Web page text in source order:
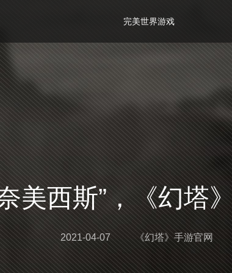
完美世界游戏
美西斯”，《幻塔
2021-04-07 《幻塔》手游官网